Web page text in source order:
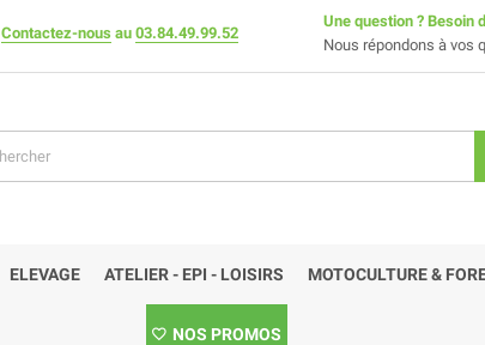
Contactez-nous au 03.84.49.99.52
Une question ? Besoin
Nous répondons à vos
ELEVAGE ATELIER - EPI - LOISIRS MOTOCULTURE &
NOS PROMOS